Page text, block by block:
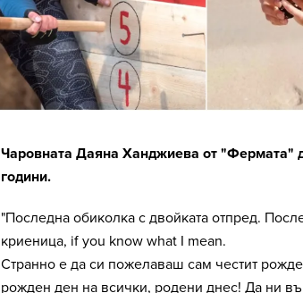
Чаровната Даяна Ханджиева от "Фермата"
години.
"Последна обиколка с двойката отпред.
криеница, if you know what I mean.
Странно е да си пожелаваш сам честит
рожден ден на всички, родени днес! Да ни